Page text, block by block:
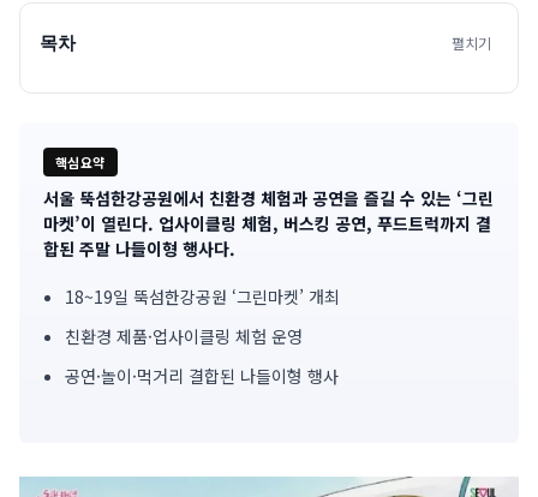
목차 펼치기
핵심요약
기
사
핵
심
서울 뚝섬한강공원에서 친환경 체험과 공연을 즐길 수 있는 ‘그린
마켓’이 열린다. 업사이클링 체험, 버스킹 공연, 푸드트럭까지 결
합된 주말 나들이형 행사다.
18~19일 뚝섬한강공원 ‘그린마켓’ 개최
친환경 제품·업사이클링 체험 운영
공연·놀이·먹거리 결합된 나들이형 행사